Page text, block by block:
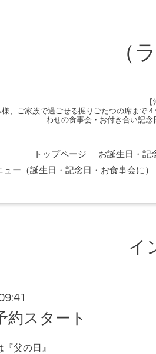
（
、ご家族で過ごせる掘りごたつの席まで
わせの食事会・お付き合い記念
トップページ お誕生日・記
ュー（誕生日・記念日・お食事会に）
イ
約スタート
父の日』